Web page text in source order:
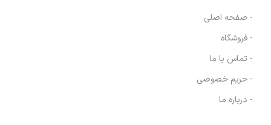
- صفحه اصلی
- فروشگاه
- تماس با ما
- حریم خصوصی
- درباره ما